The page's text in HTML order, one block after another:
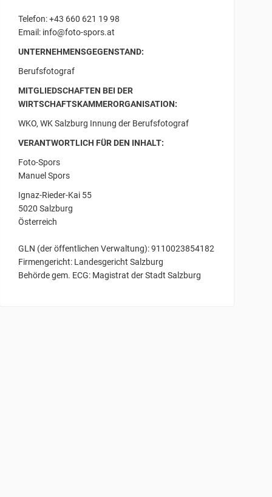
Telefon: +43 660 621 19 98
Email: info@foto-spors.at
UNTERNEHMENSGEGENSTAND:
Berufsfotograf
MITGLIEDSCHAFTEN BEI DER
WIRTSCHAFTSKAMMERORGANISATION:
WKO, WK Salzburg Innung der Berufsfotograf
VERANTWORTLICH FÜR DEN INHALT:
Foto-Spors
Manuel Spors
Ignaz-Rieder-Kai 55
5020 Salzburg
Österreich
GLN (der öffentlichen Verwaltung): 9110023854182
Firmengericht: Landesgericht Salzburg
Behörde gem. ECG: Magistrat der Stadt Salzburg